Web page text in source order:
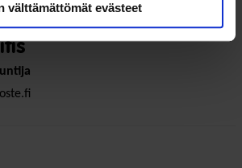
välttämättömät evästeet